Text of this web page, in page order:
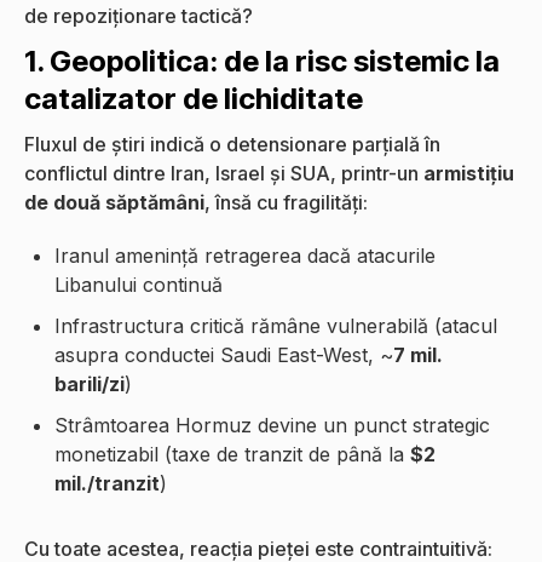
de repoziționare tactică?
1. Geopolitica: de la risc sistemic la
catalizator de lichiditate
Fluxul de știri indică o detensionare parțială în
conflictul dintre Iran, Israel și SUA, printr-un armistițiu
de două săptămâni, însă cu fragilități:
Iranul amenință retragerea dacă atacurile
Libanului continuă
Infrastructura critică rămâne vulnerabilă (atacul
asupra conductei Saudi East-West, ~7 mil.
barili/zi)
Strâmtoarea Hormuz devine un punct strategic
monetizabil (taxe de tranzit de până la $2
mil./tranzit)
Cu toate acestea, reacția pieței este contraintuitivă: